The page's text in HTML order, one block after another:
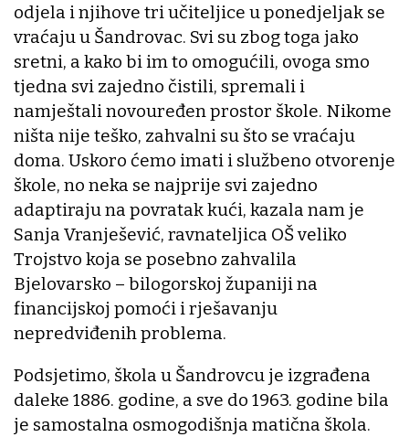
odjela i njihove tri učiteljice u ponedjeljak se
vraćaju u Šandrovac. Svi su zbog toga jako
sretni, a kako bi im to omogućili, ovoga smo
tjedna svi zajedno čistili, spremali i
namještali novouređen prostor škole. Nikome
ništa nije teško, zahvalni su što se vraćaju
doma. Uskoro ćemo imati i službeno otvorenje
škole, no neka se najprije svi zajedno
adaptiraju na povratak kući, kazala nam je
Sanja Vranješević, ravnateljica OŠ veliko
Trojstvo koja se posebno zahvalila
Bjelovarsko – bilogorskoj županiji na
financijskoj pomoći i rješavanju
nepredviđenih problema.
Podsjetimo, škola u Šandrovcu je izgrađena
daleke 1886. godine, a sve do 1963. godine bila
je samostalna osmogodišnja matična škola.